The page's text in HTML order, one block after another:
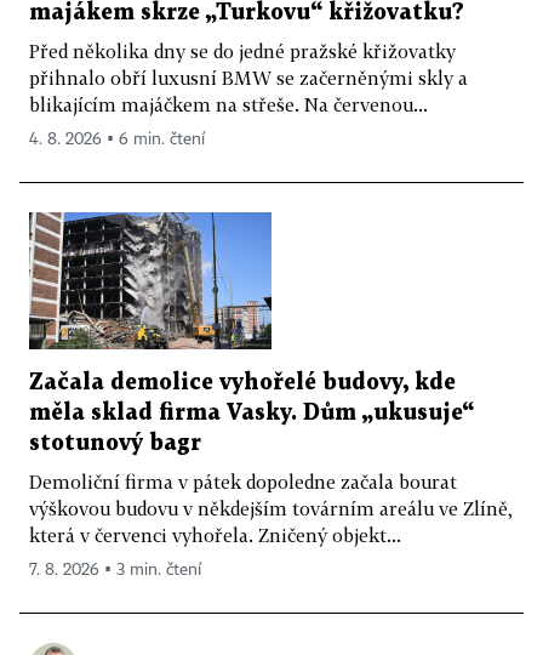
majákem skrze „Turkovu“ křižovatku?
Před několika dny se do jedné pražské křižovatky
přihnalo obří luxusní BMW se začerněnými skly a
blikajícím majáčkem na střeše. Na červenou...
4. 8. 2026 ▪ 6 min. čtení
Začala demolice vyhořelé budovy, kde
měla sklad firma Vasky. Dům „ukusuje“
stotunový bagr
Demoliční firma v pátek dopoledne začala bourat
výškovou budovu v někdejším továrním areálu ve Zlíně,
která v červenci vyhořela. Zničený objekt...
7. 8. 2026 ▪ 3 min. čtení